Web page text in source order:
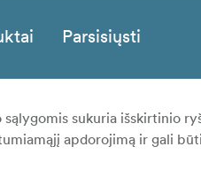
Parsisiųsti
sukuria išskirtinio
apdorojimą ir gali